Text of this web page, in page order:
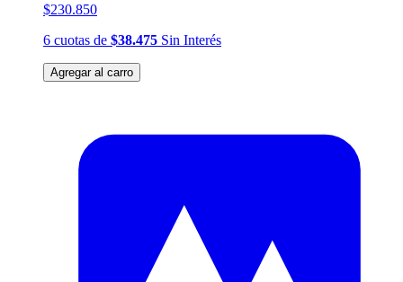
$230.850
6 cuotas de $38.475 Sin Interés
Agregar al carro